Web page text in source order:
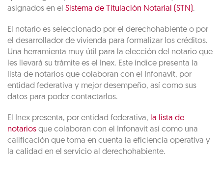
asignados en el Sistema de Titulación Notarial (STN) .
El notario es seleccionado por el derechohabiente o por
el desarrollador de vivienda para formalizar los créditos.
Una herramienta muy útil para la elección del notario que
les llevará su trámite es el Inex. Este índice presenta la
lista de notarios que colaboran con el Infonavit, por
entidad federativa y mejor desempeño, así como sus
datos para poder contactarlos.
El Inex presenta, por entidad federativa, la lista de
notarios que colaboran con el Infonavit así como una
calificación que toma en cuenta la eficiencia operativa y
la calidad en el servicio al derechohabiente.